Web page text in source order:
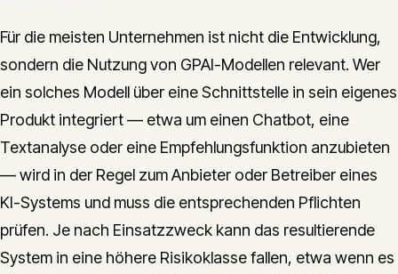
Für die meisten Unternehmen ist nicht die Entwicklung,
sondern die Nutzung von GPAI-Modellen relevant. Wer
ein solches Modell über eine Schnittstelle in sein eigenes
Produkt integriert — etwa um einen Chatbot, eine
Textanalyse oder eine Empfehlungsfunktion anzubieten
— wird in der Regel zum Anbieter oder Betreiber eines
KI-Systems und muss die entsprechenden Pflichten
prüfen. Je nach Einsatzzweck kann das resultierende
System in eine höhere Risikoklasse fallen, etwa wenn es